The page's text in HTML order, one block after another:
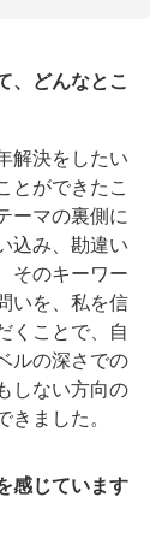
、どんなとこ
解決をしたい
とができたこ
ーマの裏側に
込み、勘違い
そのキーワー
いを、私を信
くことで、自
ルの深さでの
しない方向の
きました。
感じています